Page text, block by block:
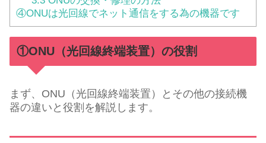
④ONUは光回線でネット通信をする為の機器です
①ONU（光回線終端装置）の役割
まず、ONU（光回線終端装置）とその他の接続機
器の違いと役割を解説します。